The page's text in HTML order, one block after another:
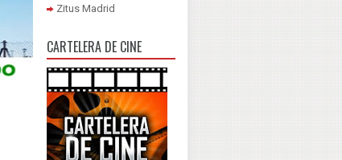
Zitus Madrid
CARTELERA DE CINE